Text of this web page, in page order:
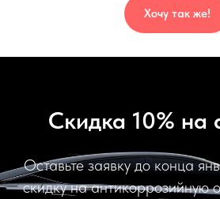
Хочу так же!
Скидка 10% на
Оставьте заявку до конца
скидку на антикоррозийную